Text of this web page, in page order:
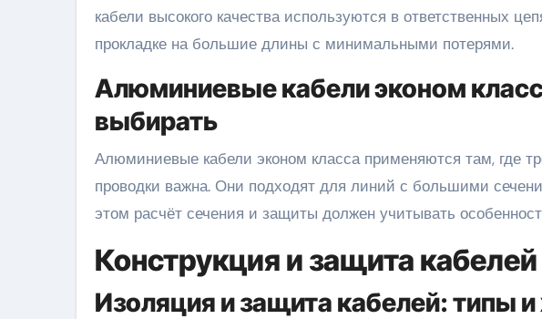
кабели высокого качества используются в ответственных
прокладке на большие длины с минимальными потерями.
Алюминиевые кабели эконом
выбирать
Алюминиевые кабели эконом класса применяются там, где
проводки важна. Они подходят для линий с большими
этом расчёт сечения и защиты должен учитывать
Конструкция и защита кабелей
Изоляция и защита кабелей: типы